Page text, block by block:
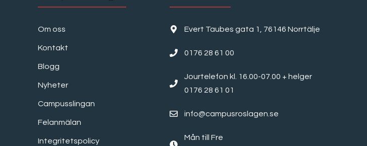
Om oss
Kontakt
Blogg
Nyheter
Campusslingan
Felanmälan
Integritetspolicy
Evert Taubes gata 1, 76146 Norrtälje
0176 28 61 00
Jourtelefon kl. 16.00-07.00 + helger
0176 28 61 01
info@campusroslagen.se
Mån till Fre